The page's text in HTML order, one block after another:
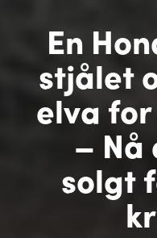
En
stjålet
elva
– Nå
solgt